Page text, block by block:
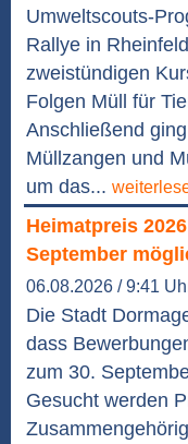
Umweltscouts-
Rallye in
zweistündigen
Folgen Müll für
Anschließend
Müllzangen und
um das...
Heimatpreis
September
06.08.2026 / 9:41
Die Stadt
dass
zum 30.
Gesucht werden